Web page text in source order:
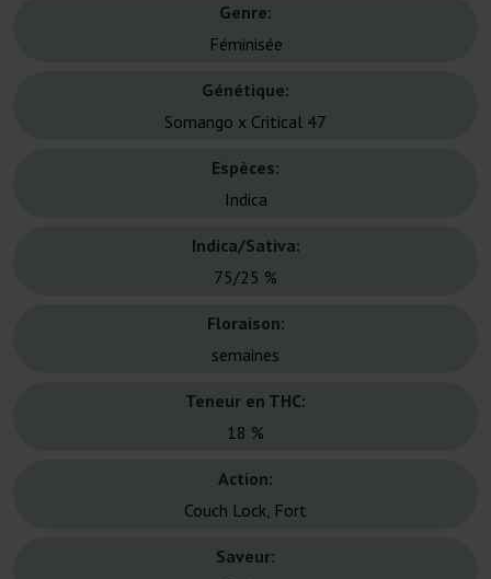
Genre:
Féminisée
Génétique:
Somango x Critical 47
Espèces:
Indica
Indica/Sativa:
75/25 %
Floraison:
semaines
Teneur en THC:
18 %
Action:
Couch Lock, Fort
Saveur: